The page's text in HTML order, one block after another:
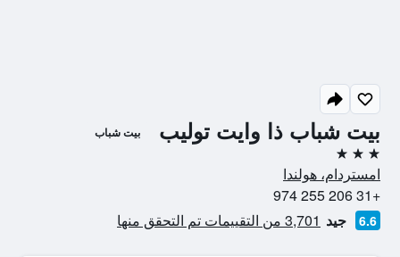
بيت شباب ذا وايت توليب بيت شباب
3 نجوم
امستردام، هولندا
+31 206 255 974
6.6 جيد 3,701 من التقييمات تم التحقق منها